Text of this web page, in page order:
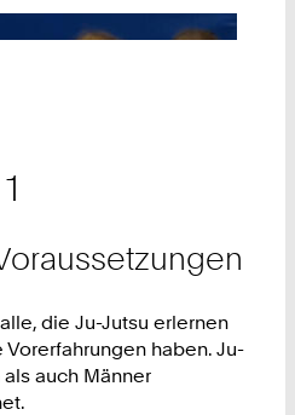
die Ju-Jutsu erlernen
haben. Ju-
auch Männer